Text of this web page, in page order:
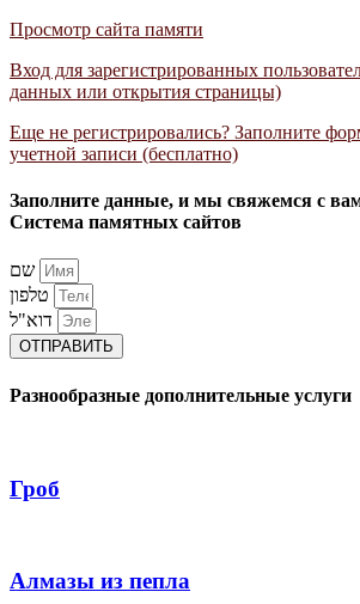
Просмотр сайта памяти
Вход для зарегистрированных
данных или открытия страницы)
Еще не регистрировались? Заполните
учетной записи (бесплатно)
Заполните данные, и мы свяжемся с
Система памятных сайтов
ОТПРАВИТЬ
Разнообразные дополнительные услуги
Гроб
Алмазы из пепла